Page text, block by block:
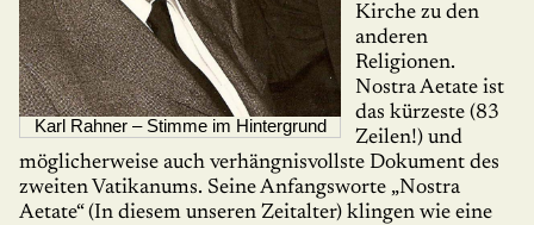
Karl Rahner – Stimme im Hintergrund
Kirche zu den
anderen
Religionen.
Nostra Aetate ist
das kür­ze­ste (83
Zeilen!) und
möglicherweise auch ver­häng­nis­vollste Dokument des
zweiten Vati­ka­nums. Seine Anfangsworte „Nostra
Aetate“ (In diesem unseren Zeit­alter) klingen wie eine